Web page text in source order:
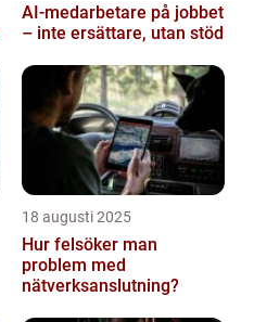
AI‑medarbetare på jobbet
– inte ersättare, utan stöd
18 augusti 2025
Hur felsöker man
problem med
nätverksanslutning?